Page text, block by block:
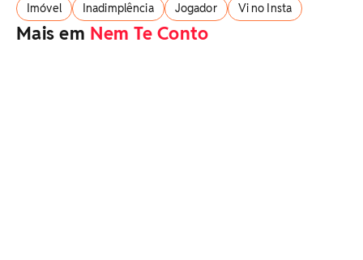
Imóvel
Inadimplência Jogador Vi no Insta
Mais em Nem Te Conto